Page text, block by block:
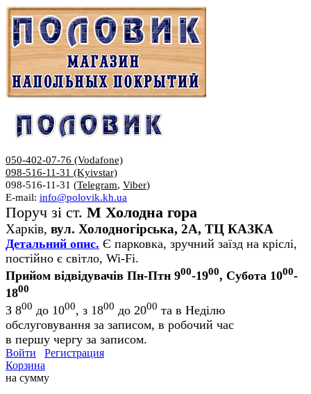
050-402-07-76 (Vodafone)
098-516-11-31 (Kyivstar)
098-516-11-31 (Telegram, Viber)
E-mail: info@polovik.kh.ua
Поруч зі ст. М Холодна гора
Харків, вул. Холодногірська, 2А, ТЦ КАЗКА
Детальний опис. Є парковка, зручний заїзд на кріслі,
постійно є світло, Wi-Fi.
Прийом відвідувачів Пн-Птн 900-1900, Субота 1000-
1800
З 800 до 1000, з 1800 до 2000 та в Неділю
обслуговування за записом, в робочий час
в першу чергу за записом.
Войти
Регистрация
Корзина
на сумму